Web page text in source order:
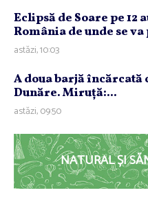
Eclipsă de Soare pe 12
România de unde se va
astăzi, 10:03
A doua barjă încărcată
Dunăre. Miruţă:...
astăzi, 09:50
NATURAL ȘI